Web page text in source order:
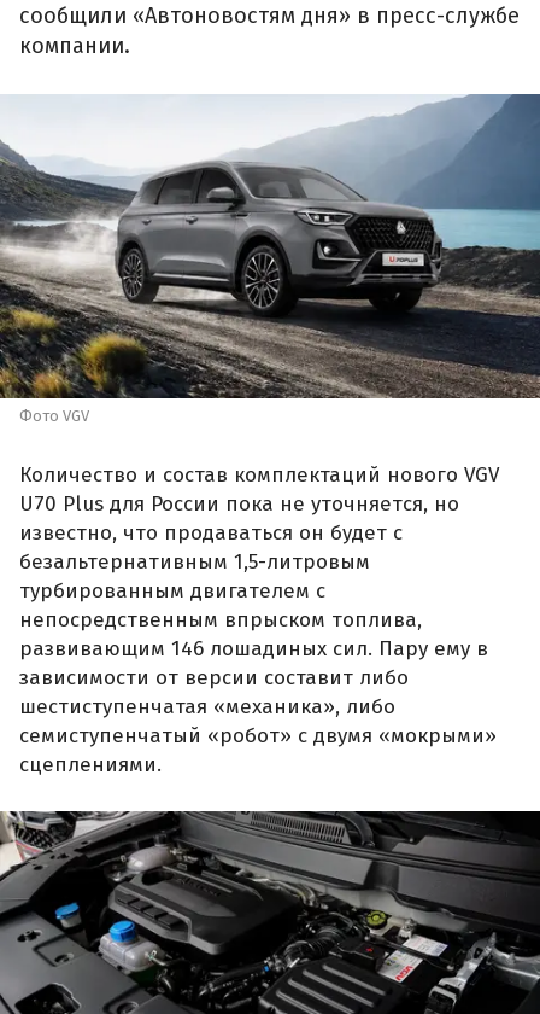
сообщили «Автоновостям дня» в пресс-службе
компании.
Фото VGV
Количество и состав комплектаций нового VGV
U70 Plus для России пока не уточняется, но
известно, что продаваться он будет с
безальтернативным 1,5-литровым
турбированным двигателем с
непосредственным впрыском топлива,
развивающим 146 лошадиных сил. Пару ему в
зависимости от версии составит либо
шестиступенчатая «механика», либо
семиступенчатый «робот» с двумя «мокрыми»
сцеплениями.